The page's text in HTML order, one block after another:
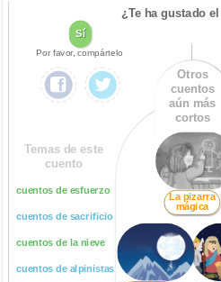
¿Te ha gustado
Sí
Por favor, compártelo
Temas de este
cuento
cuentos de esfuerzo
cuentos de sacrificio
cuentos de la nieve
cuentos de alpinistas
Otros
cuentos
aún más
cortos
La pizarra
mágica